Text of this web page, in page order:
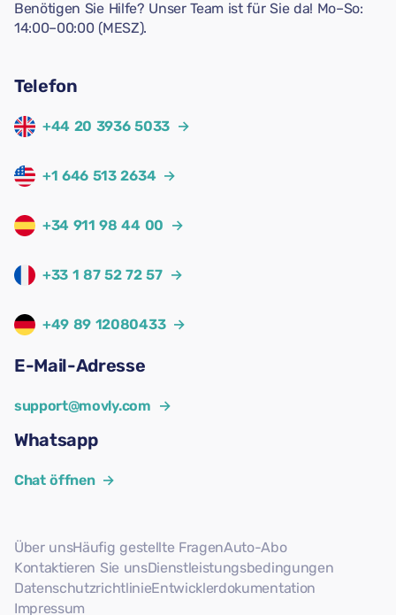
Benötigen Sie Hilfe? Unser Team ist für Sie da! Mo–So:
14:00–00:00 (MESZ).
Telefon
+44 20 3936 5033 →
+1 646 513 2634 →
+34 911 98 44 00 →
+33 1 87 52 72 57 →
+49 89 12080433 →
E-Mail-Adresse
support@movly.com →
Whatsapp
Chat öffnen →
Über unsHäufig gestellte FragenAuto-Abo
Kontaktieren Sie unsDienstleistungsbedingungen
DatenschutzrichtlinieEntwicklerdokumentation
Impressum